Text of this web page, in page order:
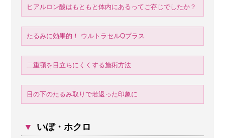
ヒアルロン酸はもともと体内にあるってご存じでしたか？
たるみに効果的！ ウルトラセルQプラス
二重顎を目立ちにくくする施術方法
目の下のたるみ取りで若返った印象に
▼ いぼ・ホクロ